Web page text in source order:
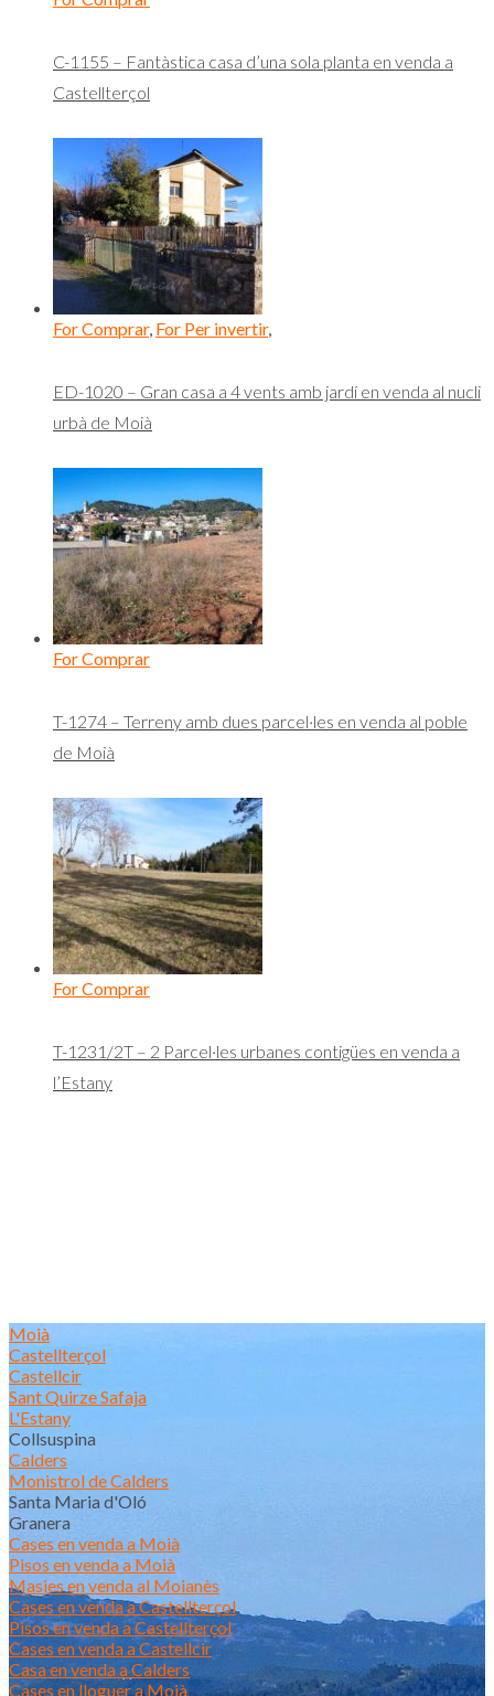
C-1155 – Fantàstica casa d’una sola planta en venda a
Castellterçol
For Comprar, For Per invertir,
ED-1020 – Gran casa a 4 vents amb jardí en venda al nucli
urbà de Moià
For Comprar
T-1274 – Terreny amb dues parcel·les en venda al poble
de Moià
For Comprar
T-1231/2T – 2 Parcel·les urbanes contigües en venda a
l’Estany
Moià
Castellterçol
Castellcir
Sant Quirze Safaja
L'Estany
Collsuspina
Calders
Monistrol de Calders
Santa Maria d'Oló
Granera
Cases en venda a Moià
Pisos en venda a Moià
Masies en venda al Moianès
Cases en venda a Castellterçol
Pisos en venda a Castellterçol
Cases en venda a Castellcir
Casa en venda a Calders
Cases en lloguer a Moià